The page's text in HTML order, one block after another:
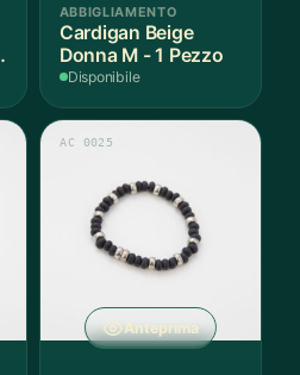
ABBIGLIAMENTO
Cardigan Beige
Donna M - 1 Pezzo
Disponibile
Anteprima
AC 0025